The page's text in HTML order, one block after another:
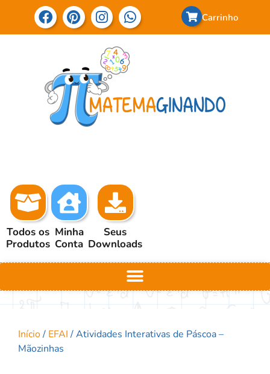
Carrinho
Todos os
Produtos
Minha
Conta
Seus
Downloads
Início/ EFAI / Atividades Interativas de Páscoa –
Mãozinhas